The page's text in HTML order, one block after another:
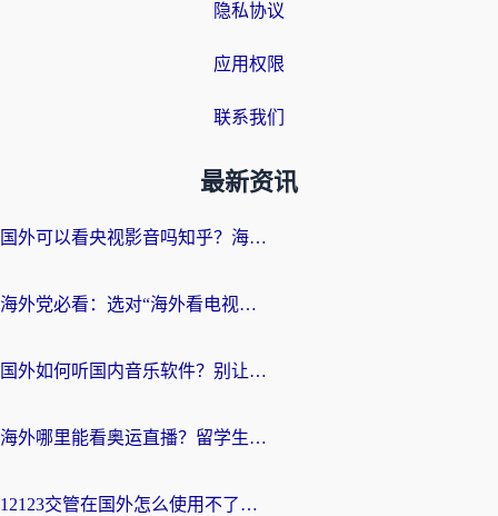
隐私协议
应用权限
联系我们
最新资讯
国外可以看央视影音吗知乎？海外党亲测有效的回国加速方案
海外党必看：选对“海外看电视剧软件”，再也不用愁国内剧刷不了
国外如何听国内音乐软件？别让地域限制，断了你的中文歌单
海外哪里能看奥运直播？留学生&海外华人必看的体育赛事观赛终极指南
12123交管在国外怎么使用不了？海外华人必看的无缝访问国内资源指南